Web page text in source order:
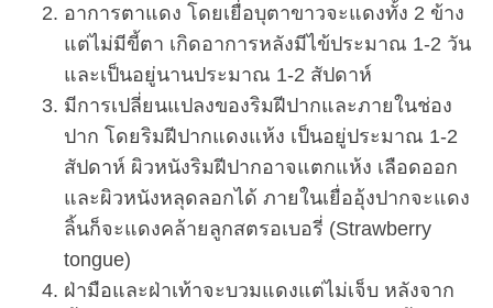
อาการตาแดง โดยเยื่อบุตาขาวจะแดงทั้ง 2 ข้าง
แต่ไม่มีขี้ตา เกิดอาการหลังมีไข้ประมาณ 1-2 วัน
และเป็นอยู่นานประมาณ 1-2 สัปดาห์
มีการเปลี่ยนแปลงของริมฝีปากและภายในช่อง
ปาก โดยริมฝีปากแดงแห้ง เป็นอยู่ประมาณ 1-2
สัปดาห์ ผิวหนังริมฝีปากอาจแตกแห้ง เลือดออก
และผิวหนังหลุดลอกได้ ภายในเยื่ออุ้งปากจะแดง
ลิ้นก็จะแดงคล้ายลูกสตรอเบอรี่ (Strawberry
tongue)
ฝ่ามือและฝ่าเท้าจะบวมแดงแต่ไม่เจ็บ หลังจาก